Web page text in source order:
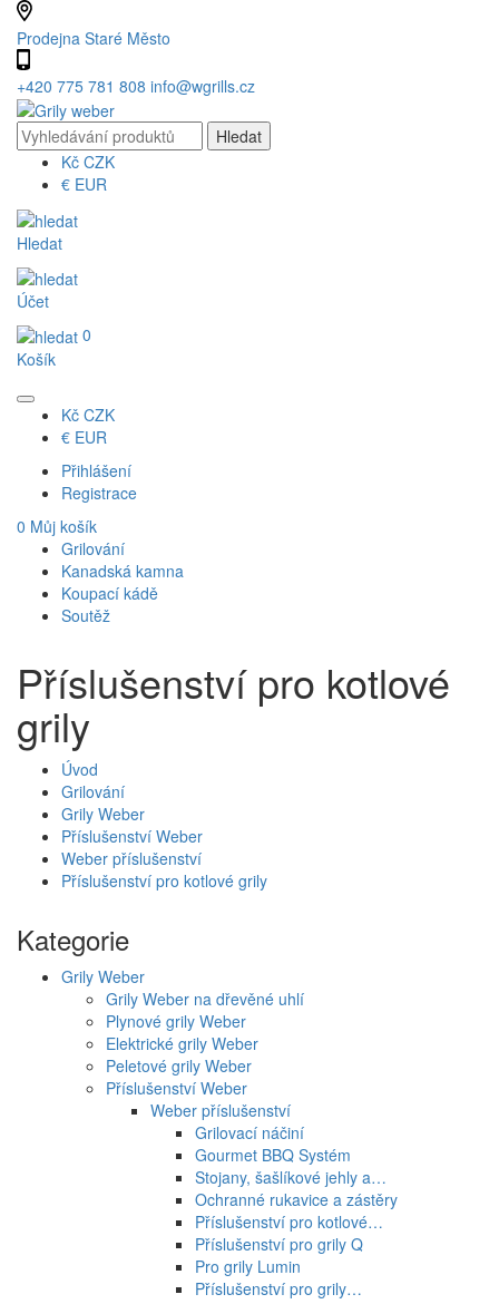
Prodejna Staré Město
+420 775 781 808 info@wgrills.cz
Kč CZK
€ EUR
Hledat
Účet
0
Košík
Kč CZK
€ EUR
Přihlášení
Registrace
0 Můj košík
Grilování
Kanadská kamna
Koupací kádě
Soutěž
Příslušenství pro kotlové
grily
Úvod
Grilování
Grily Weber
Příslušenství Weber
Weber příslušenství
Příslušenství pro kotlové grily
Kategorie
Grily Weber
Grily Weber na dřevěné uhlí
Plynové grily Weber
Elektrické grily Weber
Peletové grily Weber
Příslušenství Weber
Weber příslušenství
Grilovací náčiní
Gourmet BBQ Systém
Stojany, šašlíkové jehly a…
Ochranné rukavice a zástěry
Příslušenství pro kotlové…
Příslušenství pro grily Q
Pro grily Lumin
Příslušenství pro grily…